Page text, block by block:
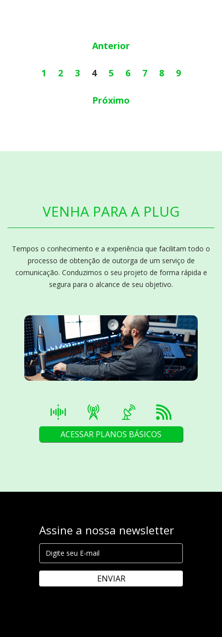
Anterior
1 2 3 4 5 6 7 8 9
Próximo
VENHA PARA A PLUG
Tempos o conhecimento e a experiência que facilitam todo o
processo de obtenção de outorga de um serviço de
comunicação. Conduzimos o seu projeto de forma rápida e
segura para o alcance de seu objetivo.
ACESSAR PLANOS BÁSICOS
Assine a nossa newsletter
ENVIAR